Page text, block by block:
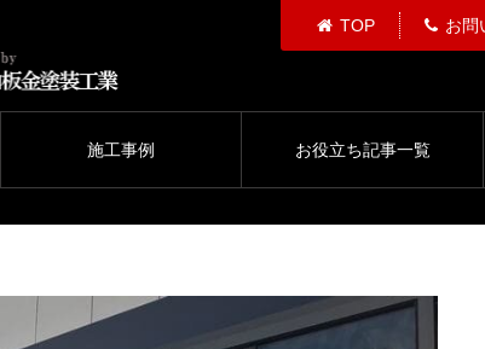
TOP お問
施工事例 お役立ち記事一覧